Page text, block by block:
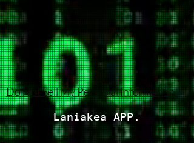
Do Not Sell My Personal Information
Laniakea APP.